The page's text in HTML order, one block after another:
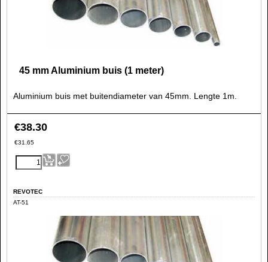
45 mm Aluminium buis (1 meter)
Aluminium buis met buitendiameter van 45mm. Lengte 1m.
€38.30
€31.65
REVOTEC
AT-51